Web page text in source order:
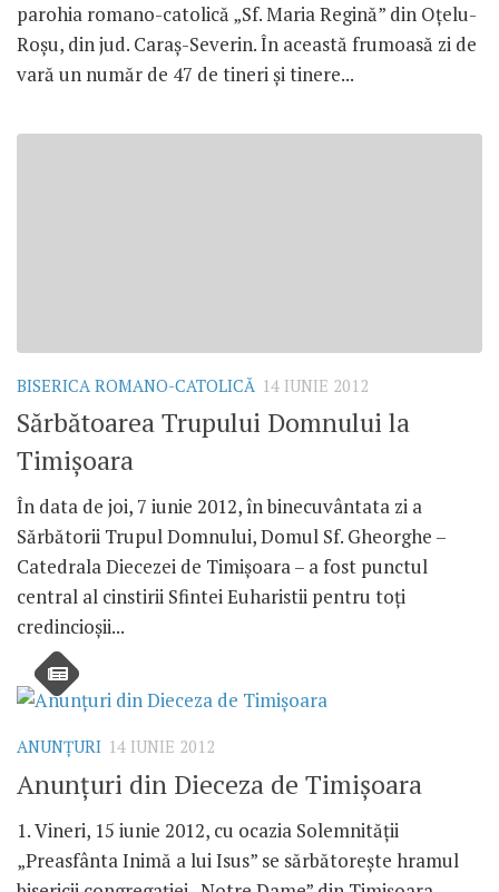
parohia romano-catolică „Sf. Maria Regină” din Oţelu-
Roşu, din jud. Caraş-Severin. În această frumoasă zi de
vară un număr de 47 de tineri şi tinere...
BISERICA ROMANO-CATOLICĂ 14 IUNIE 2012
Sărbătoarea Trupului Domnului la
Timişoara
În data de joi, 7 iunie 2012, în binecuvântata zi a
Sărbătorii Trupul Domnului, Domul Sf. Gheorghe –
Catedrala Diecezei de Timişoara – a fost punctul
central al cinstirii Sfintei Euharistii pentru toţi
credincioşii...
ANUNŢURI 14 IUNIE 2012
Anunţuri din Dieceza de Timişoara
1. Vineri, 15 iunie 2012, cu ocazia Solemnităţii
„Preasfânta Inimă a lui Isus” se sărbătoreşte hramul